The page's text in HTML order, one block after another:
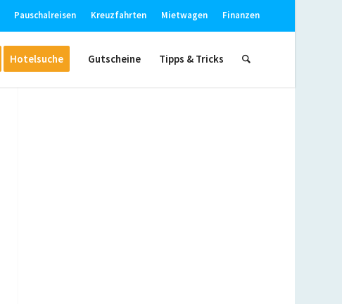
Pauschalreisen Kreuzfahrten Mietwagen Finanzen
Hotelsuche Gutscheine Tipps & Tricks